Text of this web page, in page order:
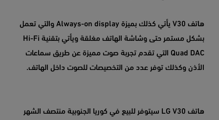
هاتف V30 يأتي كذلك بميزة Always-on display والتي تعمل
بشكل مستمر حتى وشاشة الهاتف مغلقة ويأتي بتقنية Hi-Fi
Quad DAC التي تقدم تجربة صوت مميزة عن طريق سماعات
الأذن وكذلك توفر عدد من التخصيصات للصوت داخل الهاتف.
هاتف LG V30 سيتوفر للبيع في كوريا الجنوبية منتصف الشهر